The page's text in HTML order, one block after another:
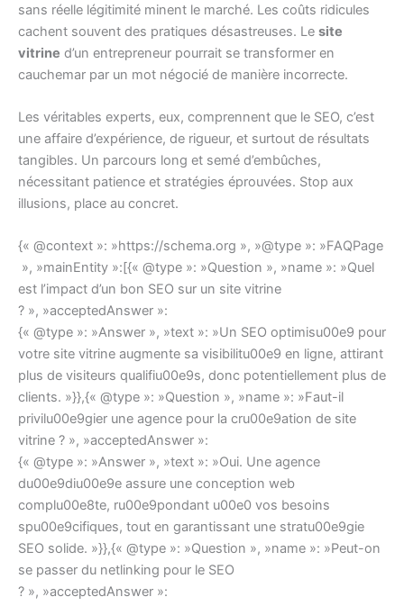
sans réelle légitimité minent le marché. Les coûts ridicules
cachent souvent des pratiques désastreuses. Le site
vitrine d’un entrepreneur pourrait se transformer en
cauchemar par un mot négocié de manière incorrecte.
Les véritables experts, eux, comprennent que le SEO, c’est
une affaire d’expérience, de rigueur, et surtout de résultats
tangibles. Un parcours long et semé d’embûches,
nécessitant patience et stratégies éprouvées. Stop aux
illusions, place au concret.
{« @context »: »https://schema.org », »@type »: »FAQPage
», »mainEntity »:[{« @type »: »Question », »name »: »Quel
est l’impact d’un bon SEO sur un site vitrine
? », »acceptedAnswer »:
{« @type »: »Answer », »text »: »Un SEO optimisu00e9 pour
votre site vitrine augmente sa visibilitu00e9 en ligne, attirant
plus de visiteurs qualifiu00e9s, donc potentiellement plus de
clients. »}},{« @type »: »Question », »name »: »Faut-il
privilu00e9gier une agence pour la cru00e9ation de site
vitrine ? », »acceptedAnswer »:
{« @type »: »Answer », »text »: »Oui. Une agence
du00e9diu00e9e assure une conception web
complu00e8te, ru00e9pondant u00e0 vos besoins
spu00e9cifiques, tout en garantissant une stratu00e9gie
SEO solide. »}},{« @type »: »Question », »name »: »Peut-on
se passer du netlinking pour le SEO
? », »acceptedAnswer »: